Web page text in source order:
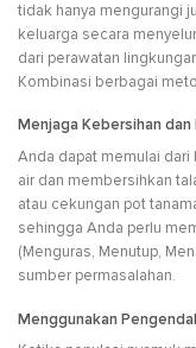
tidak hanya mengurangi
keluarga secara
dari perawatan
Kombinasi berbagai
Menjaga Kebersihan
Anda dapat memulai
air dan membersihkan
atau cekungan pot
sehingga Anda perlu
(Menguras, Menutup,
sumber permasalahan.
Menggunakan